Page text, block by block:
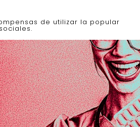
de utilizar la popular